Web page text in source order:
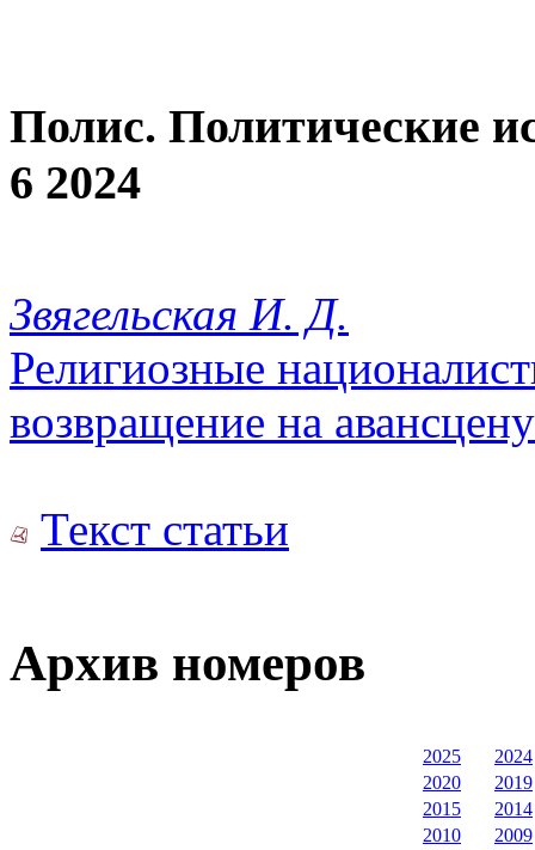
Полис. Политические
6 2024
Звягельская И. Д.
Религиозные
возвращение на
Текст статьи
Архив номеров
2025
2024
2020
2019
2015
2014
2010
2009